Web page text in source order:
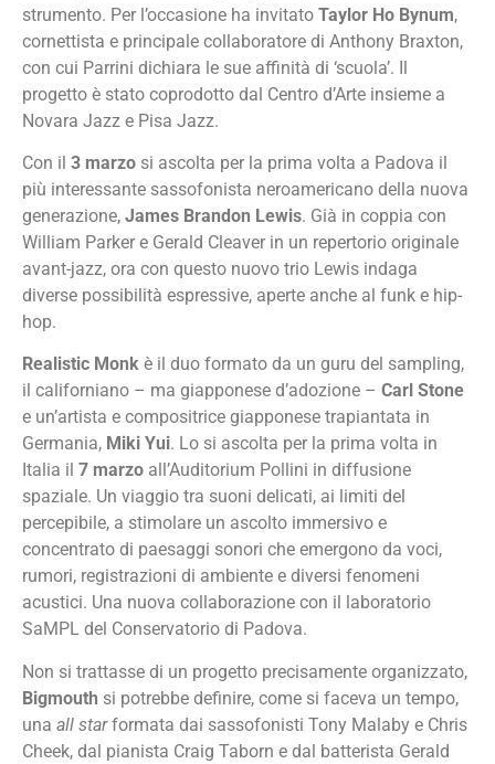
strumento. Per l’occasione ha invitato Taylor Ho Bynum,
cornettista e principale collaboratore di Anthony Braxton,
con cui Parrini dichiara le sue affinità di ‘scuola’. Il
progetto è stato coprodotto dal Centro d’Arte insieme a
Novara Jazz e Pisa Jazz.
Con il 3 marzo si ascolta per la prima volta a Padova il
più interessante sassofonista neroamericano della nuova
generazione, James Brandon Lewis. Già in coppia con
William Parker e Gerald Cleaver in un repertorio originale
avant-jazz, ora con questo nuovo trio Lewis indaga
diverse possibilità espressive, aperte anche al funk e hip-
hop.
Realistic Monk è il duo formato da un guru del sampling,
il californiano – ma giapponese d’adozione – Carl Stone
e un’artista e compositrice giapponese trapiantata in
Germania, Miki Yui. Lo si ascolta per la prima volta in
Italia il 7 marzo all’Auditorium Pollini in diffusione
spaziale. Un viaggio tra suoni delicati, ai limiti del
percepibile, a stimolare un ascolto immersivo e
concentrato di paesaggi sonori che emergono da voci,
rumori, registrazioni di ambiente e diversi fenomeni
acustici. Una nuova collaborazione con il laboratorio
SaMPL del Conservatorio di Padova.
Non si trattasse di un progetto precisamente organizzato,
Bigmouth si potrebbe definire, come si faceva un tempo,
una all starformata dai sassofonisti Tony Malaby e Chris
Cheek, dal pianista Craig Taborn e dal batterista Gerald